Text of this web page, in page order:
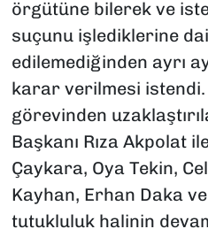
örgütüne bilerek ve
suçunu işlediklerine
edilemediğinden ayrı
karar verilmesi
görevinden
Başkanı Rıza Akpolat
Çaykara, Oya Tekin,
Kayhan, Erhan Daka
tutukluluk halinin